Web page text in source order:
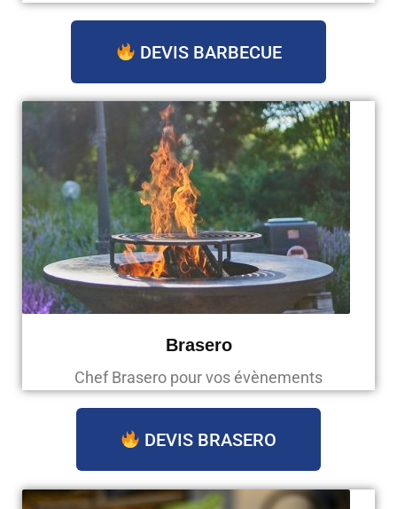
DEVIS BARBECUE
Brasero
Chef Brasero pour vos évènements
DEVIS BRASERO